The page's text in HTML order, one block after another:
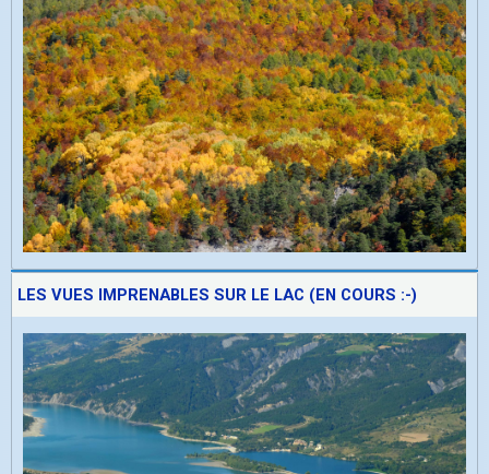
LES VUES IMPRENABLES SUR LE LAC (EN COURS :-)